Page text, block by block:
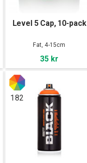
Level 5 Cap, 10-pack
Fat, 4-15cm
35 kr
182